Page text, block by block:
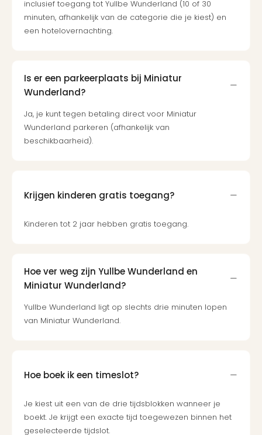
inclusief toegang tot Yullbe Wunderland (10 of 30
minuten, afhankelijk van de categorie die je kiest) en
een hotelovernachting.
Is er een parkeerplaats bij Miniatur
Wunderland?
Ja, je kunt tegen betaling direct voor Miniatur
Wunderland parkeren (afhankelijk van
beschikbaarheid).
Krijgen kinderen gratis toegang?
Kinderen tot 2 jaar hebben gratis toegang.
Hoe ver weg zijn Yullbe Wunderland en
Miniatur Wunderland?
Yullbe Wunderland ligt op slechts drie minuten lopen
van Miniatur Wunderland.
Hoe boek ik een timeslot?
Je kiest uit een van de drie tijdsblokken wanneer je
boekt. Je krijgt een exacte tijd toegewezen binnen het
geselecteerde tijdslot.